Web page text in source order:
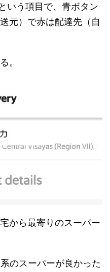
いう項目で、青ボタン
元）で赤は配達先（自
。
から最寄りのスーパー
のスーパーが良かった